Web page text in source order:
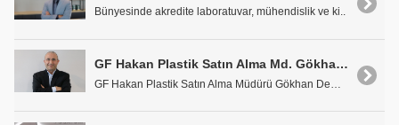
Bünyesinde akredite laboratuvar, mühendislik ve ki..
GF Hakan Plastik Satın Alma Md. Gökhan Demir: "Stratejik Önemi Olan Satın Alma Planlamamızı Çok İyi Yapmaya Çalışıyoruz"